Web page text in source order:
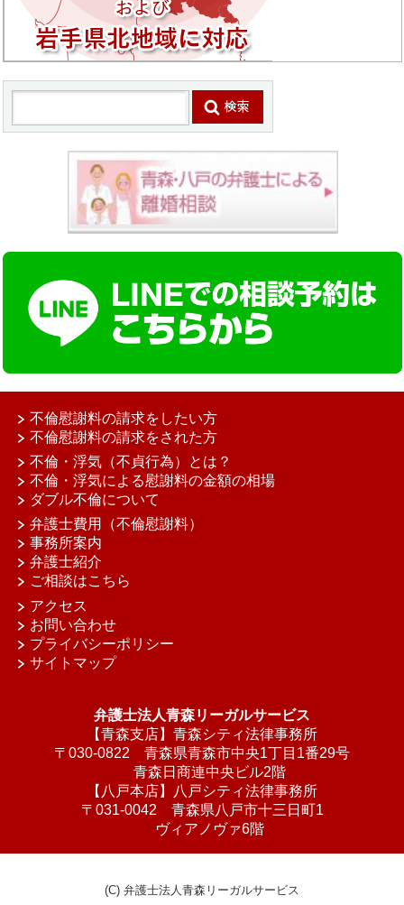
不倫慰謝料の請求をしたい方
不倫慰謝料の請求をされた方
不倫・浮気（不貞行為）とは？
不倫・浮気による慰謝料の金額の相場
ダブル不倫について
弁護士費用（不倫慰謝料）
事務所案内
弁護士紹介
ご相談はこちら
アクセス
お問い合わせ
プライバシーポリシー
サイトマップ
弁護士法人青森リーガルサービス
【青森支店】青森シティ法律事務所
〒030-0822 青森県青森市中央1丁目1番29号
青森日商連中央ビル2階
【八戸本店】八戸シティ法律事務所
〒031-0042 青森県八戸市十三日町1
ヴィアノヴァ6階
(C) 弁護士法人青森リーガルサービス